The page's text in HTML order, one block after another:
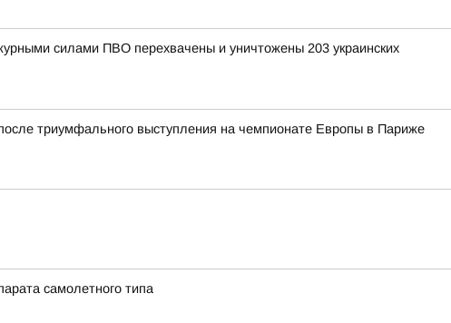
силами ПВО перехвачены и уничтожены 203 украинских
триумфального выступления на чемпионате Европы в Париже
самолетного типа